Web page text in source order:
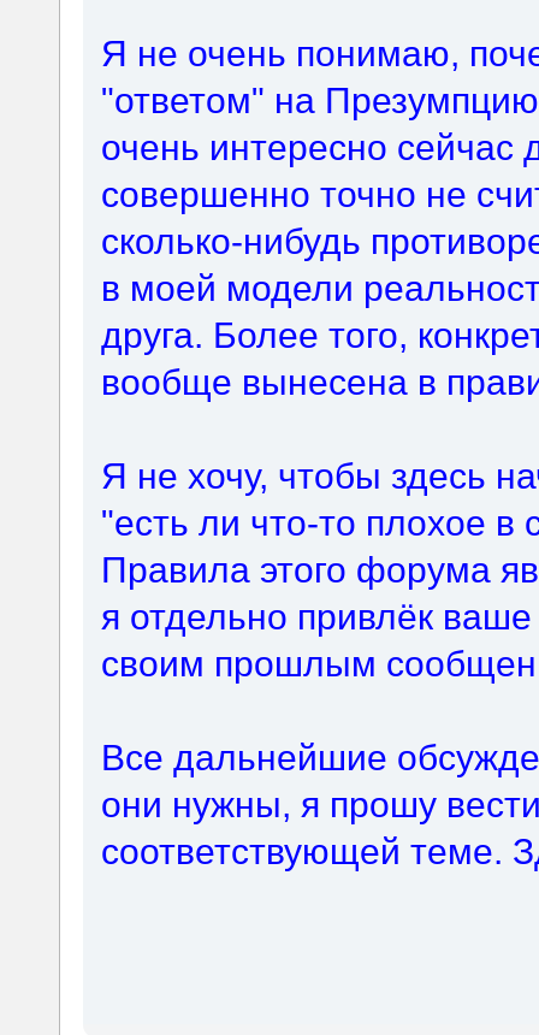
Я не очень понимаю,
"ответом" на
очень интересно сейчас
совершенно точно не
сколько-нибудь
в моей модели
друга. Более того,
вообще вынесена в
Я не хочу, чтобы здесь
"есть ли что-то плохое в
Правила этого форума
я отдельно привлёк
своим прошлым
Все дальнейшие
они нужны, я прошу
соответствующей теме.